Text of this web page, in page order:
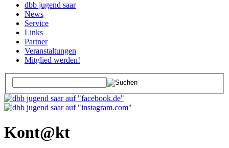
dbb jugend saar
News
Service
Links
Partner
Veranstaltungen
Mitglied werden!
Kont@kt